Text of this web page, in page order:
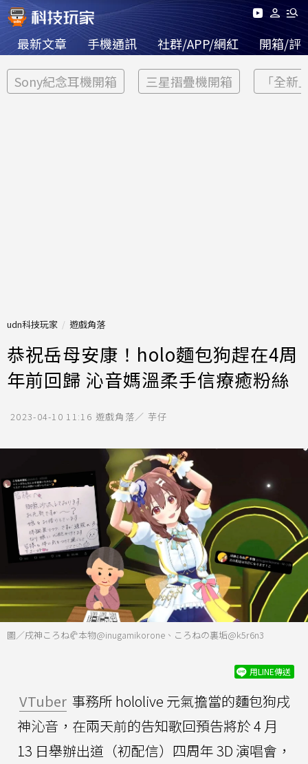
最新文章 手機通訊 社群/APP/網紅 開箱/評
Sony紀念耳機開箱 三星摺疊機開箱 「全新
udn科技玩家 遊戲角落
恭祝岳母安康！holo麵包狗趕在4周
年前回歸 沁音媽溫柔手信療癒粉絲
2023-04-10 11:16 遊戲角落／ 芋仔
圖／戌神ころね🥐本物@inugamikorone、ころねの裏垢@k5r6n3
用LINE傳送
VTuber 事務所 hololive 元氣擔當的麵包狗戌
神沁音，在兩天前的告知歌回預告將於 4 月
13 日舉辦出道（初配信）四周年 3D 演唱會，